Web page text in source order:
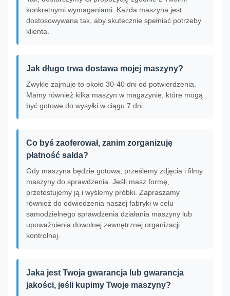
konkretnymi wymaganiami. Każda maszyna jest
dostosowywana tak, aby skutecznie spełniać potrzeby
klienta.
Jak długo trwa dostawa mojej maszyny?
Zwykle zajmuje to około 30-40 dni od potwierdzenia.
Mamy również kilka maszyn w magazynie, które mogą
być gotowe do wysyłki w ciągu 7 dni.
Co byś zaoferował, zanim zorganizuję
płatność salda?
Gdy maszyna będzie gotowa, prześlemy zdjęcia i filmy
maszyny do sprawdzenia. Jeśli masz formę,
przetestujemy ją i wyślemy próbki. Zapraszamy
również do odwiedzenia naszej fabryki w celu
samodzielnego sprawdzenia działania maszyny lub
upoważnienia dowolnej zewnętrznej organizacji
kontrolnej.
Jaka jest Twoja gwarancja lub gwarancja
jakości, jeśli kupimy Twoje maszyny?